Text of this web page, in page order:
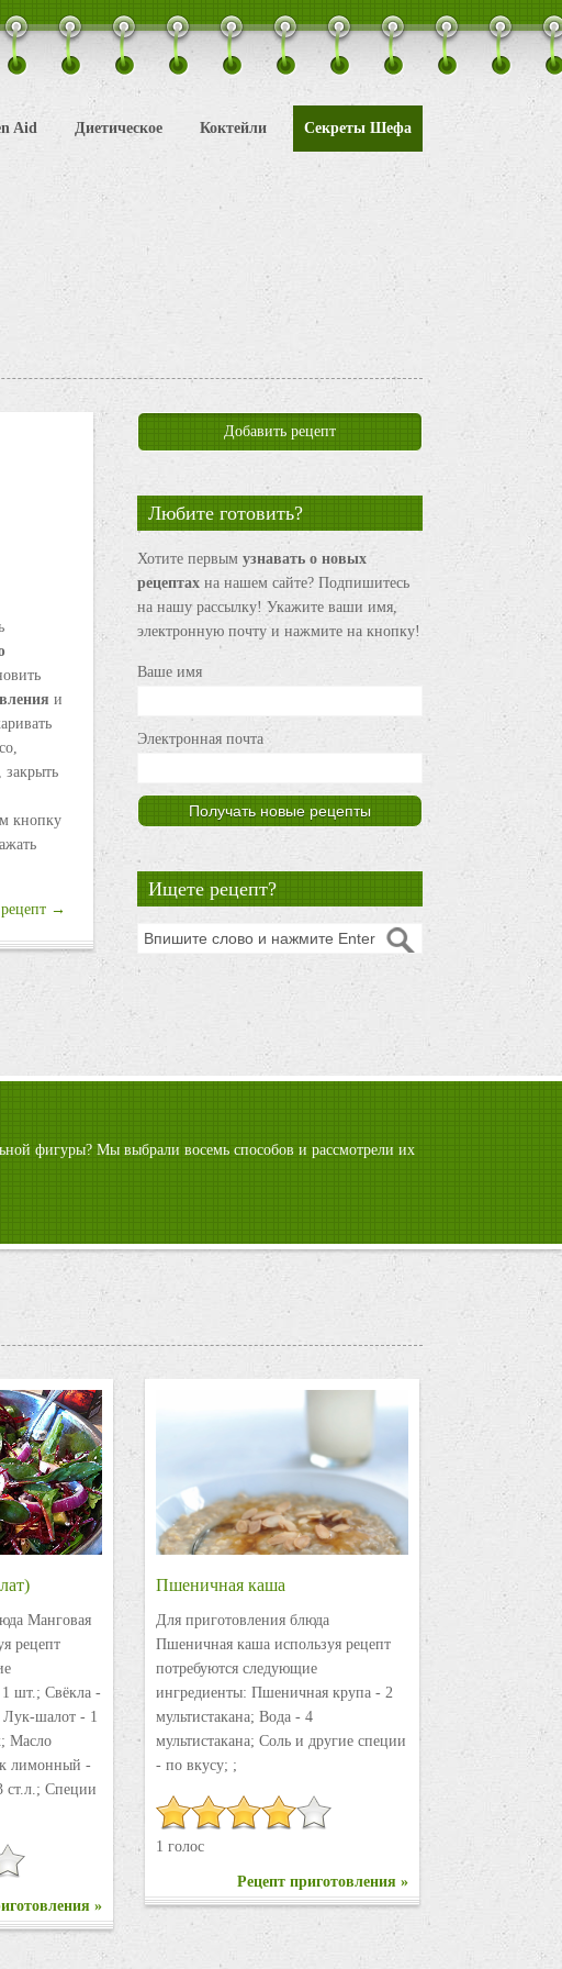
Aid Диетическое Коктейли Секреты Шефа
и
закрыть
кнопку
→
Добавить рецепт
Любите готовить?
Хотите первым узнавать о новых
рецептах на нашем сайте? Подпишитесь
на нашу рассылку! Укажите ваши имя,
электронную почту и нажмите на кнопку!
Ваше имя
Электронная почта
Ищете рецепт?
фигуры? Мы выбрали восемь способов и рассмотрели их
Манговая
рецепт
шт.; Свёкла -
шалот - 1
Масло
лимонный -
ст.л.; Специи
»
Пшеничная каша
Для приготовления блюда
Пшеничная каша используя рецепт
потребуются следующие
ингредиенты: Пшеничная крупа - 2
мультистакана; Вода - 4
мультистакана; Соль и другие специи
- по вкусу; ;
1 голос
Рецепт приготовления »